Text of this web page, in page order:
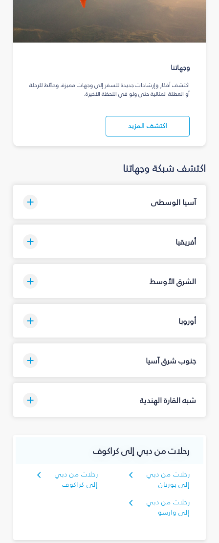
وجهاتنا
اكتشف أفكار وإرشادات جديدة للسفر إلى وجهات مميزة، وخطّط للرحلة
أو العطلة المثالية حتى ولو في اللحظة الأخيرة.
اكتشف المزيد
اكتشف شبكة وجهاتنا
آسيا الوسطى
أفريقيا
الشرق الأوسط
أوروبا
جنوب شرق آسيا
شبه القارة الهندية
رحلات من دبي إلى كراكوف
رحلات من دبي
إلى بوزنان
رحلات من دبي
إلى كراكوف
رحلات من دبي
إلى وارسو